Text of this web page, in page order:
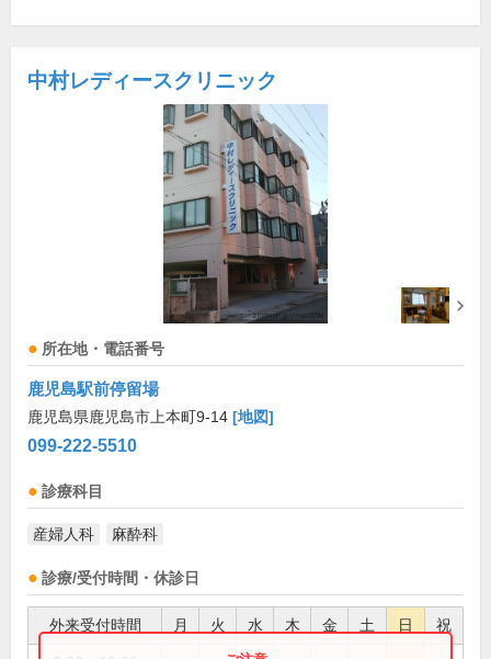
中村レディースクリニック
所在地・電話番号
鹿児島駅前停留場
鹿児島県鹿児島市上本町9-14 [地図]
099-222-5510
診療科目
産婦人科 麻酔科
診療/受付時間・休診日
外来受付時間 月 火 水 木 金 土 日 祝